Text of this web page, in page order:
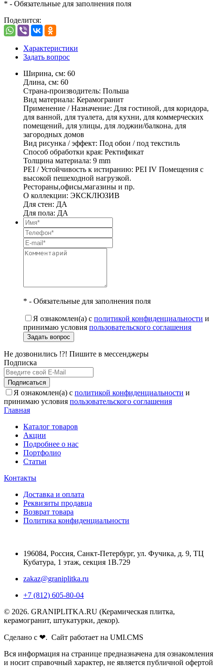
* - Обязательные для заполнения поля
Поделится:
Характеристики
Задать вопрос
Ширина, см: 60
Длина, см: 60
Страна-производитель: Польша
Вид материала: Керамогранит
Применение / Назначение: Для гостиной, для коридора,
для ванной, для туалета, для кухни, для коммерческих
помещений, для улицы, для лоджии/балкона, для
загородных домов
Вид рисунка / эффект: Под обои / под текстиль
Способ обработки края: Ректификат
Толщина материала: 9 mm
PEI / Устойчивость к истиранию: PEI IV Помещения с
высокой пешеходной нагрузкой.
Рестораны,офисы,магазины и пр.
О коллекции: ЭКСКЛЮЗИВ
Для стен: ДА
Для пола: ДА
* - Обязательные для заполнения поля
Я ознакомлен(а) с политикой конфиденциальности и
принимаю условия пользовательского соглашения
Задать вопрос
Не дозвонились !?! Пишите в мессенджеры
Подписка
Подписаться
Я ознакомлен(а) с политикой конфиденциальности и
принимаю условия пользовательского соглашения
Главная
Каталог товаров
Акции
Подробнее о нас
Портфолио
Статьи
Контакты
Доставка и оплата
Реквизиты продавца
Возврат товара
Политика конфиденциальности
196084, Россия, Санкт-Петербург, ул. Фучика, д. 9, ТЦ
Кубатура, 1 этаж, секция 1В.729
zakaz@graniplitka.ru
+7 (812) 605-80-04
© 2026. GRANIPLITKA.RU (Керамическая плитка,
керамогранит, штукатурки, декор).
Сделано с ❤. Сайт работает на UMI.CMS
Вся информация на странице предназначена для ознакомления
и носит справочный характер, не является публичной офертой